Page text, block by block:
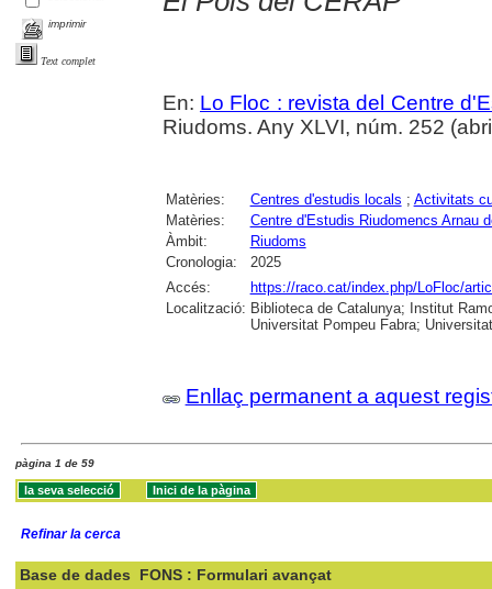
imprimir
Text complet
En: Lo Floc : revista del Centre
Riudoms. Any XLVI, núm. 252
Matèries: Centres d'estudis locals ; Activitats
Matèries:
Centre d'Estudis Riudomencs Arnau
Àmbit:
Riudoms
Cronologia:
2025
Accés:
https://raco.cat/index.php/LoFloc/
Localització: Biblioteca de Catalunya; Institut
Universitat Pompeu Fabra;
Enllaç permanent a aquest
pàgina 1 de 59
Refinar la cerca
Base de dades FONS : Formulari avançat